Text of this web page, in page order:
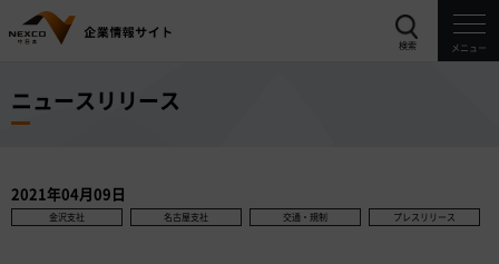
検索 メニュー
ニュースリリース
2021年04月09日
金沢支社 名古屋支社 交通・規制 プレスリリース